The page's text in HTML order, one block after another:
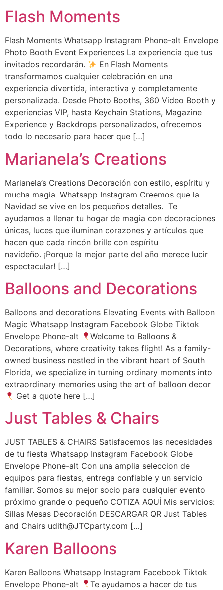
Flash Moments
Flash Moments Whatsapp Instagram Phone-alt Envelope
Photo Booth Event Experiences La experiencia que tus
invitados recordarán.
En Flash Moments
transformamos cualquier celebración en una
experiencia divertida, interactiva y completamente
personalizada. Desde Photo Booths, 360 Video Booth y
experiencias VIP, hasta Keychain Stations, Magazine
Experience y Backdrops personalizados, ofrecemos
todo lo necesario para hacer que […]
Marianela’s Creations
Marianela’s Creations Decoración con estilo, espíritu y
mucha magia. Whatsapp Instagram Creemos que la
Navidad se vive en los pequeños detalles. Te
ayudamos a llenar tu hogar de magia con decoraciones
únicas, luces que iluminan corazones y artículos que
hacen que cada rincón brille con espíritu
navideño. ¡Porque la mejor parte del año merece lucir
espectacular! […]
Balloons and Decorations
Balloons and decorations Elevating Events with Balloon
Magic Whatsapp Instagram Facebook Globe Tiktok
Envelope Phone-alt
Welcome to Balloons &
Decorations, where creativity takes flight! As a family-
owned business nestled in the vibrant heart of South
Florida, we specialize in turning ordinary moments into
extraordinary memories using the art of balloon decor
Get a quote here […]
Just Tables & Chairs
JUST TABLES & CHAIRS Satisfacemos las necesidades
de tu fiesta Whatsapp Instagram Facebook Globe
Envelope Phone-alt Con una amplia seleccion de
equipos para fiestas, entrega confiable y un servicio
familiar. Somos su mejor socio para cualquier evento
próximo grande o pequeño COTIZA AQUÍ Mis servicios:
Sillas Mesas Decoración DESCARGAR QR Just Tables
and Chairs udith@JTCparty.com […]
Karen Balloons
Karen Balloons Whatsapp Instagram Facebook Tiktok
Envelope Phone-alt
Te ayudamos a hacer de tus